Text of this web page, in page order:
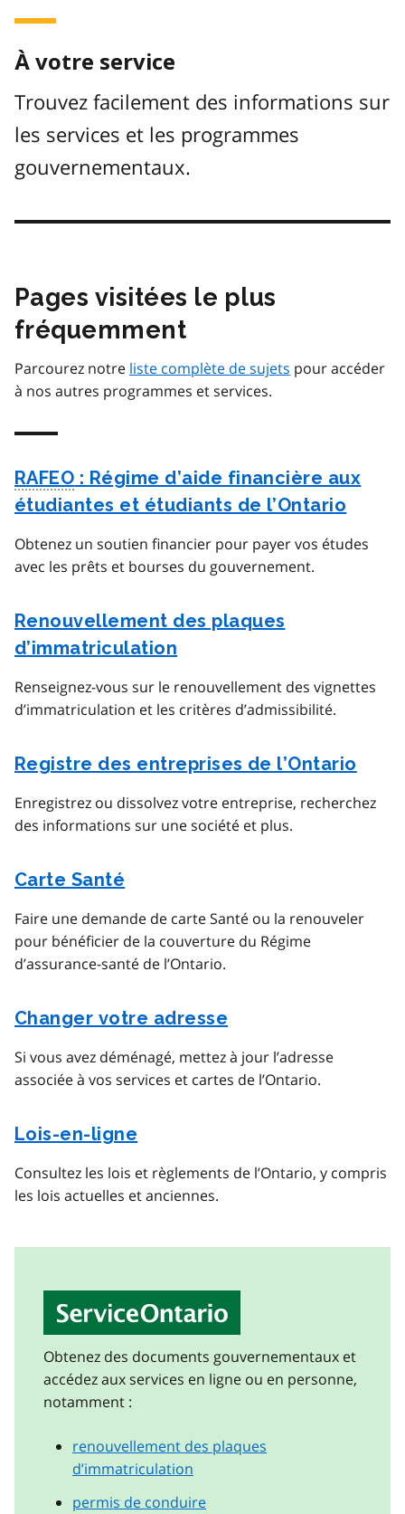
À votre service
Trouvez facilement des informations sur
les services et les programmes
gouvernementaux.
Pages visitées le plus
fréquemment
Parcourez notre liste complète de sujets pour accéder
à nos autres programmes et services.
RAFEO : Régime d’aide financière aux
étudiantes et étudiants de l’Ontario
Obtenez un soutien financier pour payer vos études
avec les prêts et bourses du gouvernement.
Renouvellement des plaques
d’immatriculation
Renseignez-vous sur le renouvellement des vignettes
d’immatriculation et les critères d’admissibilité.
Registre des entreprises de l’Ontario
Enregistrez ou dissolvez votre entreprise, recherchez
des informations sur une société et plus.
Carte Santé
Faire une demande de carte Santé ou la renouveler
pour bénéficier de la couverture du Régime
d’assurance-santé de l’Ontario.
Changer votre adresse
Si vous avez déménagé, mettez à jour l’adresse
associée à vos services et cartes de l’Ontario.
Lois-en-ligne
Consultez les lois et règlements de l’Ontario, y compris
les lois actuelles et anciennes.
Obtenez des documents gouvernementaux et
accédez aux services en ligne ou en personne,
notamment :
renouvellement des plaques
d’immatriculation
permis de conduire